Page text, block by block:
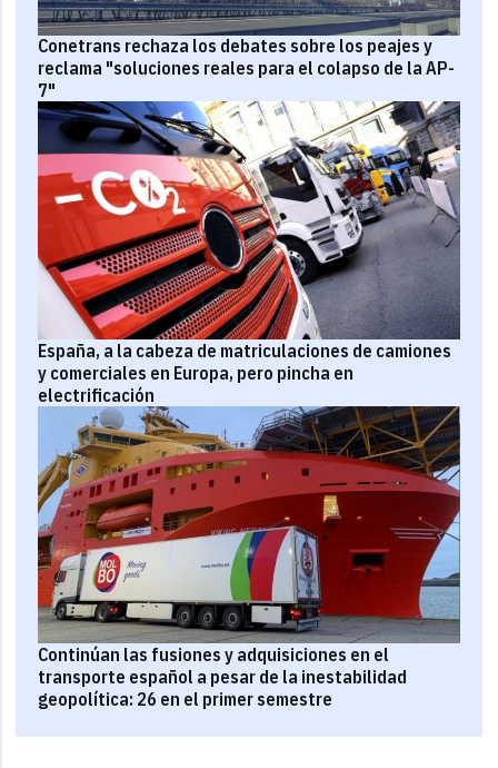
Conetrans rechaza los debates sobre los peajes y
reclama "soluciones reales para el colapso de la AP-
7"
España, a la cabeza de matriculaciones de camiones
y comerciales en Europa, pero pincha en
electrificación
Continúan las fusiones y adquisiciones en el
transporte español a pesar de la inestabilidad
geopolítica: 26 en el primer semestre